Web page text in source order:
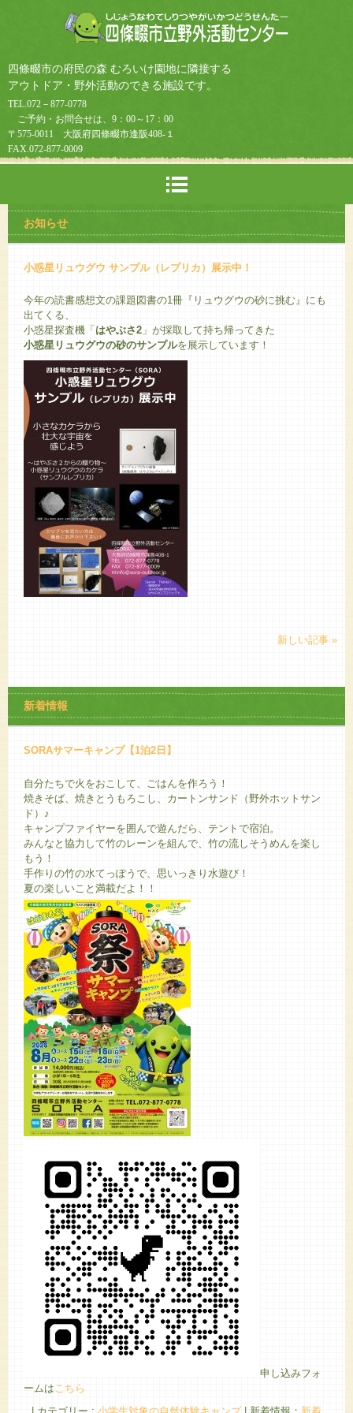
四條畷市の府民の森 むろいけ園地に隣接する
アウトドア・野外活動のできる施設です。
TEL.072－877-0778
ご予約・お問合せは、9：00～17：00
〒575-0011 大阪府四條畷市逢阪408-１
FAX.072-877-0009
お知らせ
小惑星リュウグウ サンプル（レプリカ）展示中！
今年の読書感想文の課題図書の1冊『リュウグウの砂に挑む』にも
出てくる、
小惑星探査機「 はやぶさ2 」が採取して持ち帰ってきた
小惑星 リュウグウの砂のサンプルを展示しています！
新しい記事 »
新着情報
SORAサマーキャンプ【1泊2日】
自分たちで火をおこして、ごはんを作ろう！
焼きそば、焼きとうもろこし、カートンサンド（野外ホットサン
ド）♪
キャンプファイヤーを囲んで遊んだら、テントで宿泊。
みんなと協力して竹のレーンを組んで、竹の流しそうめんを楽し
もう！
手作りの竹の水てっぽうで、思いっきり水遊び！
夏の楽しいこと満載だよ！！
申し込みフォ
ームは こちら